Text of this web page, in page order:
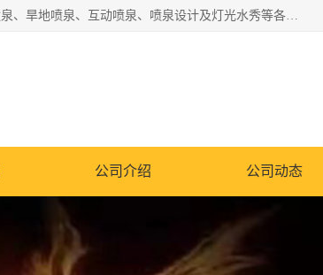
湖北奇通瑞科技有限公司（penquan.cn.b2b168.com）业务范围涵盖：音乐喷泉、旱地喷泉、互动喷泉、喷泉设计及灯光水秀等各类水景工程，广泛应用于公园、城市广场、商业综合体、旅游景区、住宅社区等领域。
公司介绍 公司动态